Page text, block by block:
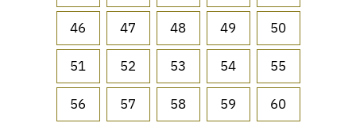
46 47 48 49 50
51 52 53 54 55
56 57 58 59 60